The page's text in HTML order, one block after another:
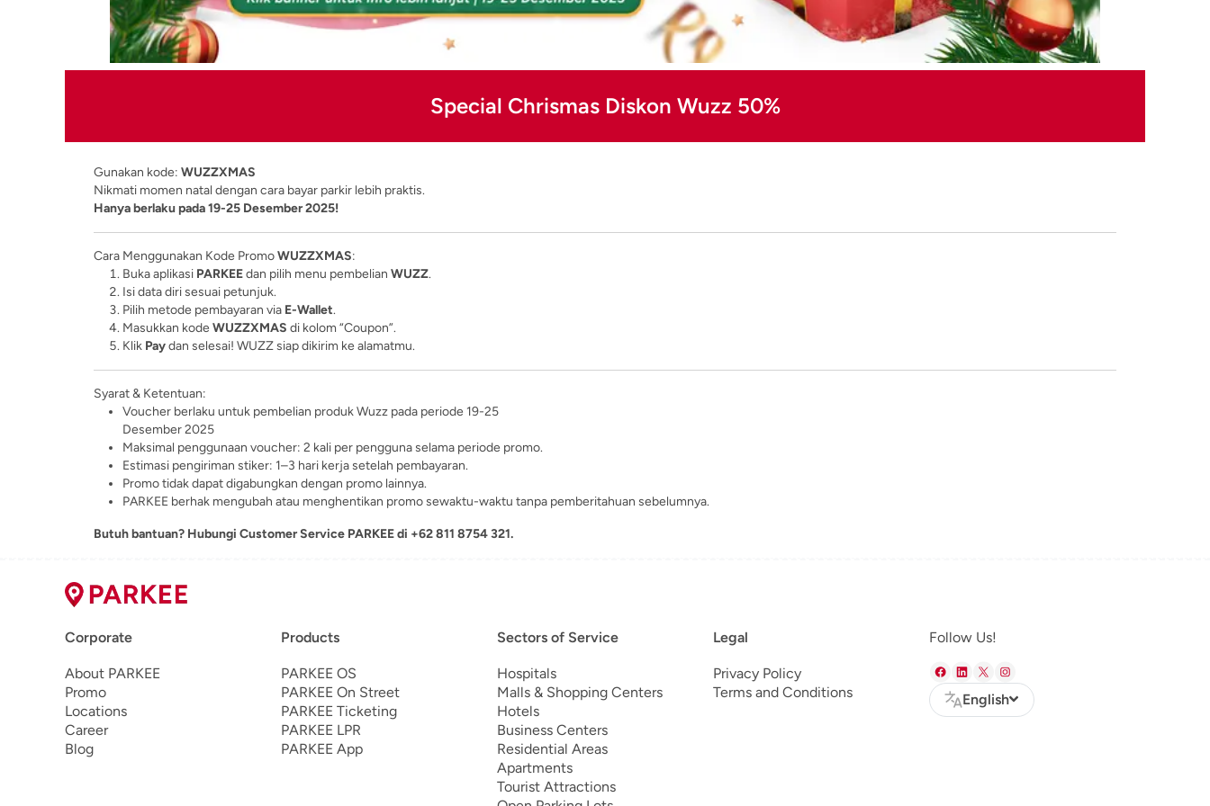
Special Chrismas Diskon Wuzz 50%
Gunakan kode: WUZZXMAS
Nikmati momen natal dengan cara bayar parkir lebih praktis.
Hanya berlaku pada 19-25 Desember 2025!
Cara Menggunakan Kode PromoWUZZXMAS:
Buka aplikasi PARKEEdan pilih menu pembelian WUZZ.
Isi data diri sesuai petunjuk.
Pilih metode pembayaran via E-Wallet.
Masukkan kode WUZZXMAS di kolom “Coupon”.
Klik Paydan selesai! WUZZ siap dikirim ke alamatmu.
Syarat & Ketentuan:
Voucher berlaku untuk pembelian produk Wuzz pada periode 19-25
Desember 2025
Maksimal penggunaan voucher: 2 kali per pengguna selama periode promo.
Estimasi pengiriman stiker: 1–3 hari kerja setelah pembayaran.
Promo tidak dapat digabungkan dengan promo lainnya.
PARKEE berhak mengubah atau menghentikan promo sewaktu-waktu tanpa pemberitahuan sebelumnya.
Butuh bantuan? Hubungi Customer Service PARKEE di +62 811 8754 321.
Corporate
About PARKEE
Promo
Locations
Career
Blog
Products
PARKEE OS
PARKEE On Street
PARKEE Ticketing
PARKEE LPR
PARKEE App
Sectors of Service
Hospitals
Malls & Shopping Centers
Hotels
Business Centers
Residential Areas
Apartments
Tourist Attractions
Legal
Privacy Policy
Terms and Conditions
Follow Us!
English